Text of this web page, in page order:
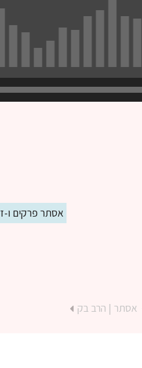
אסתר פרקים ו-ז
אסתר | הרב בק